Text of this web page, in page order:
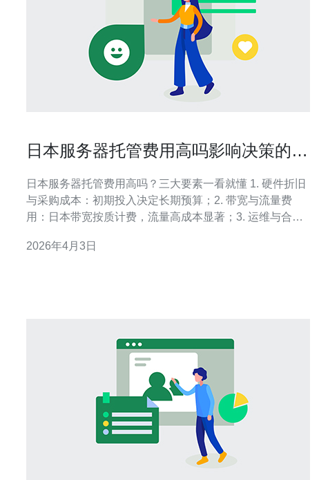
日本服务器托管费用高吗影响决策的三
日本服务器托管费用高吗？三大要素一看就懂 1. 硬件折旧
与采购成本：初期投入决定长期预算；2. 带宽与流量费
用：日本带宽按质计费，流量高成本显著；3. 运维与合
策，先抛开模糊印象：日本服务器托管并非单纯“贵”或“便
2026年4月3日